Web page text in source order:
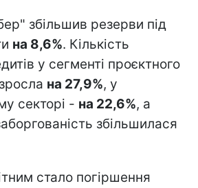
збільшив резерви під
на 8,6%. Кількість
у сегменті проєктного
на 27,9%, у
секторі - на 22,6%, а
збільшилася
стало погіршення